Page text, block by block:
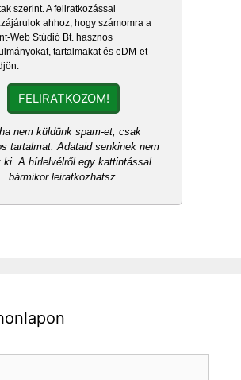
szerint. A feliratkozással
ahhoz, hogy számomra a
Web Stúdió Bt. hasznos
tartalmakat és eDM-et
FELIRATKOZOM!
nem küldünk spam-et, csak
tartalmat. Adataid senkinek nem
ki. A hírlelvélről egy kattintással
bármikor leiratkozhatsz.